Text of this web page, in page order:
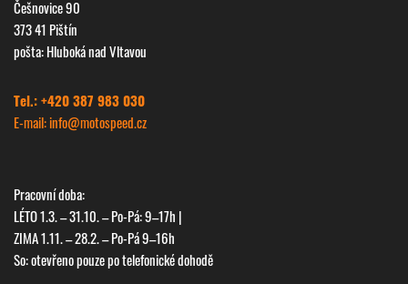
Češnovice 90
373 41 Pištín
pošta: Hluboká nad Vltavou
Tel.: +420 387 983 030
E-mail: info@motospeed.cz
Pracovní doba:
LÉTO 1.3. – 31.10. – Po-Pá: 9–17h |
ZIMA 1.11. – 28.2. – Po-Pá 9–16h
So: otevřeno pouze po telefonické dohodě